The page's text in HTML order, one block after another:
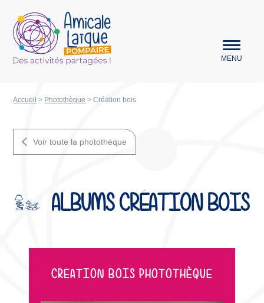
Amicale Laïque Pompaire
MENU
Accueil > Photothèque >Création bois
Voir toute la photothèque
ALBUMS CRÉATION BOIS
CRÉATION BOIS PHOTOTHÈQUE